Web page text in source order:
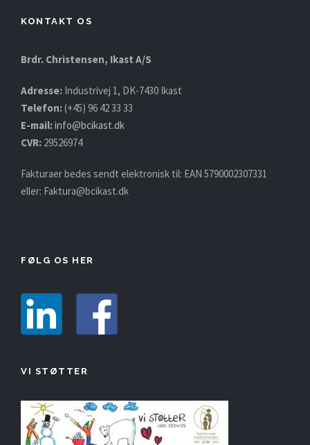
KONTAKT OS
Brdr. Christensen, Ikast A/S
Adresse: Industrivej 1, DK-7430 Ikast
Telefon:(+45) 96 42 33 33
E-mail:info@bcikast.dk
CVR: 29526974
Fakturaer bedes sendt elektronisk til: EAN 5790002307331
eller: Faktura@bcikast.dk
FØLG OS HER
VI STØTTER